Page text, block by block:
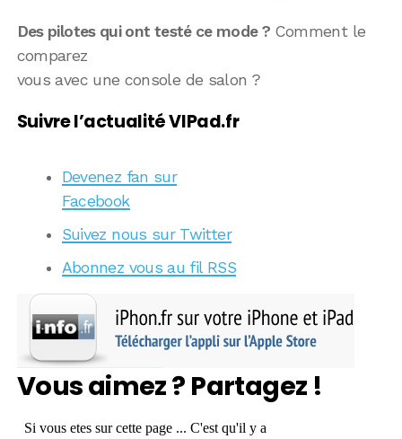
Des pilotes qui ont testé ce mode ? Comment le
comparez
vous avec une console de salon ?
Suivre l’actualité VIPad.fr
Devenez fan sur
Facebook
Suivez nous sur Twitter
Abonnez vous au fil RSS
Vous aimez ? Partagez !